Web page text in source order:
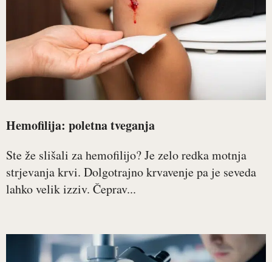
Hemofilija: poletna tveganja
Ste že slišali za hemofilijo? Je zelo redka motnja
strjevanja krvi. Dolgotrajno krvavenje pa je seveda
lahko velik izziv. Čeprav...